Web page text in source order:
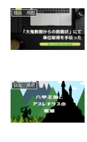
脱出 感想
脱出 感想